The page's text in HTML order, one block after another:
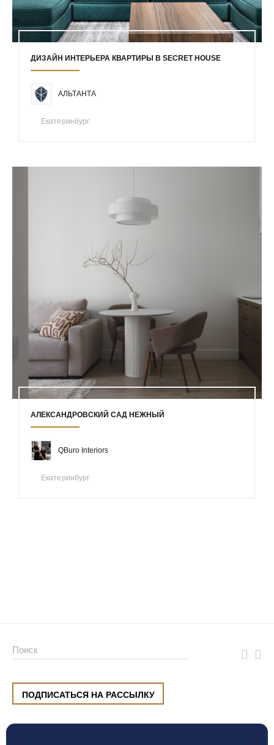
ДИЗАЙН ИНТЕРЬЕРА КВАРТИРЫ В SECRET HOUSE
АЛЬТАНТА
Екатеринбург
АЛЕКСАНДРОВСКИЙ САД НЕЖНЫЙ
QBuro Interiors
Екатеринбург
ПОДПИСАТЬСЯ НА РАССЫЛКУ
ул. Малышева, 8, Екатеринбург